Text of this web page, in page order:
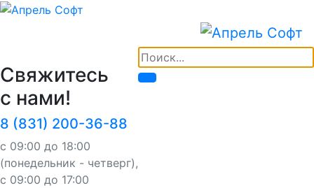
Свяжитесь
с нами!
8 (831) 200-36-88
с 09:00 до 18:00
(понедельник - четверг),
с 09:00 до 17:00